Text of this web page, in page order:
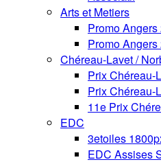
Arts et Metiers
Promo Angers
Promo Angers
Chéreau-Lavet /
Prix Chéreau-
Prix Chéreau-
11e Prix
EDC
3etoiles
EDC Assises